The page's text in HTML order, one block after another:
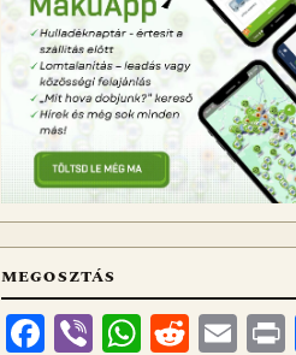
MEGOSZTÁS
Facebook
Viber Reddit